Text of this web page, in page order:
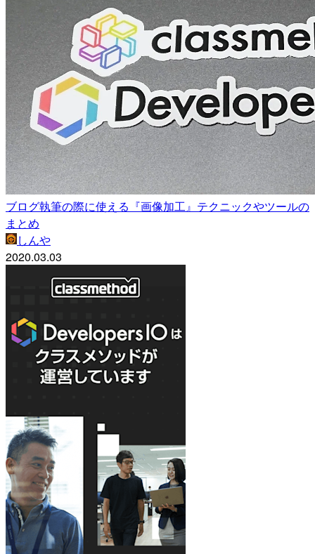
ブログ執筆の際に使える『画像加工』テクニックやツールの
まとめ
しんや
2020.03.03